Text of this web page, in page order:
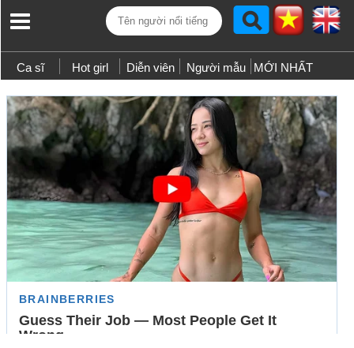
Ca sĩ Hot girl Diễn viên Người mẫu MỚI NHẤT